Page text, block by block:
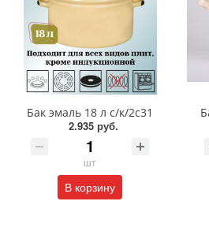
Бак эмаль 18 л с/к/2с31
2.935 руб.
шт
В корзину